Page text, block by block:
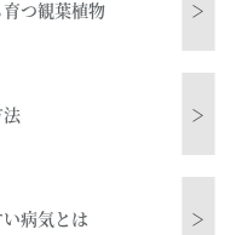
つ観葉植物 ＞
＞
病気とは ＞